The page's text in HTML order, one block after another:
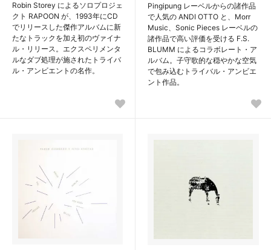
Robin Storey によるソロプロジェ
クト RAPOON が、1993年にCD
でリリースした傑作アルバムに新
たなトラックを加え初のヴァイナ
ル・リリース。エクスペリメンタ
ルなダブ処理が施されたトライバ
ル・アンビエントの名作。
Pingipung レーベルからの諸作品
で人気の ANDI OTTO と、Morr
Music、Sonic Pieces レーベルの
諸作品で高い評価を受ける F.S.
BLUMM によるコラボレート・ア
ルバム。子守歌的な穏やかな空気
で包み込むトライバル・アンビエ
ント作品。